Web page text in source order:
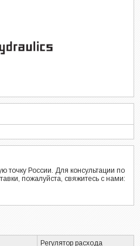
точку России. Для консультации по
пожалуйста, свяжитесь с нами:
Регулятор расхода